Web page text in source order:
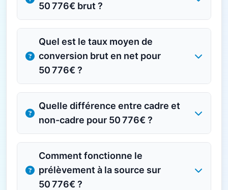
50 776€ brut ?
Quel est le taux moyen de
conversion brut en net pour
50 776€ ?
Quelle différence entre cadre et
non-cadre pour 50 776€ ?
Comment fonctionne le
prélèvement à la source sur
50 776€ ?